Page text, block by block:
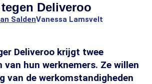
Deliveroo
SaldenVanessa Lamsvelt
Deliveroo krijgt twee
van hun werknemers. Ze willen
van de werkomstandigheden